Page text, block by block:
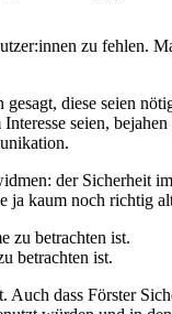
zu fehlen.
diese seien
seien,
der Sicherheit
ja kaum noch richtig
betrachten ist.
dass Förster